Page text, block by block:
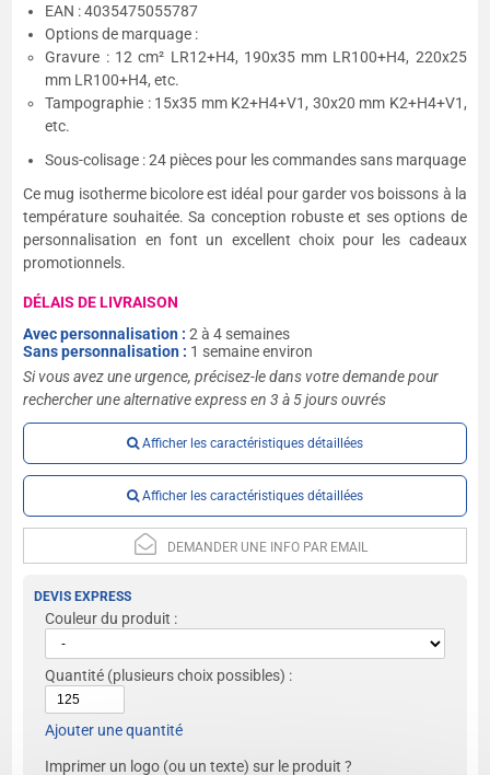
EAN : 4035475055787
Options de marquage :
Gravure : 12 cm² LR12+H4, 190x35 mm LR100+H4, 220x25
mm LR100+H4, etc.
Tampographie : 15x35 mm K2+H4+V1, 30x20 mm K2+H4+V1,
etc.
Sous-colisage : 24 pièces pour les commandes sans marquage
Ce mug isotherme bicolore est idéal pour garder vos boissons à la
température souhaitée. Sa conception robuste et ses options de
personnalisation en font un excellent choix pour les cadeaux
promotionnels.
DÉLAIS DE LIVRAISON
Avec personnalisation :2 à 4 semaines
Sans personnalisation : 1 semaine environ
Si vous avez une urgence, précisez-le dans votre demande pour
rechercher une alternative express en 3 à 5 jours ouvrés
Afficher les caractéristiques détaillées
Afficher les caractéristiques détaillées
DEMANDER UNE INFO PAR EMAIL
DEVIS EXPRESS
Couleur du produit :
Quantité (plusieurs choix possibles) :
Ajouter une quantité
Imprimer un logo (ou un texte) sur le produit ?